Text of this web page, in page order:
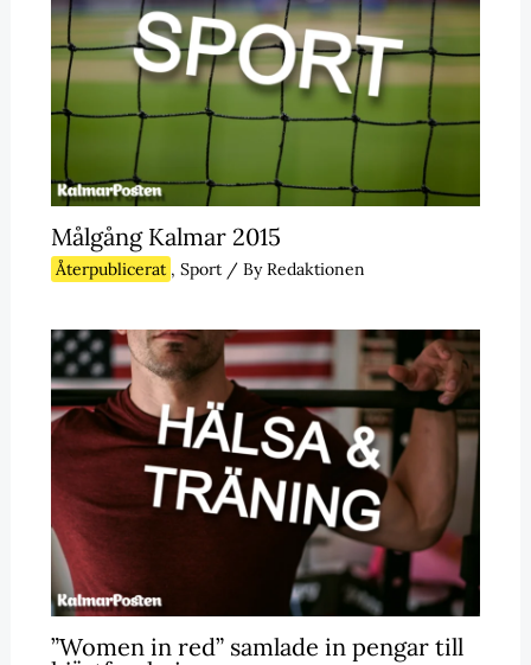
Målgång Kalmar 2015
Återpublicerat , Sport/ ByRedaktionen
”Women in red” samlade in pengar till